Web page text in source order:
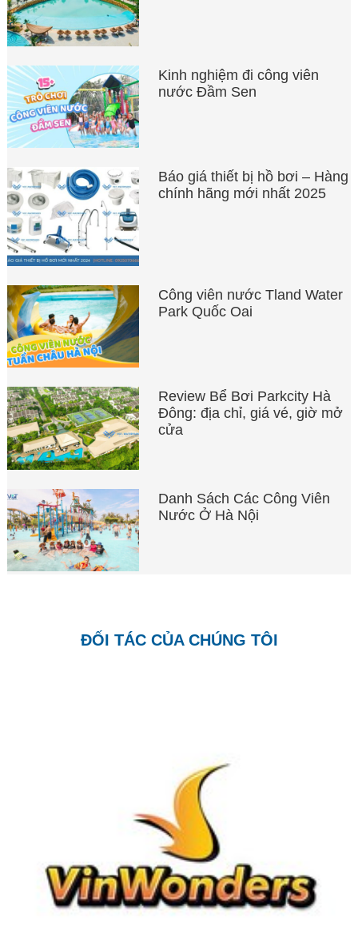
Kinh nghiệm đi công viên
nước Đầm Sen
Báo giá thiết bị hồ bơi – Hàng
chính hãng mới nhất 2025
Công viên nước Tland Water
Park Quốc Oai
Review Bể Bơi Parkcity Hà
Đông: địa chỉ, giá vé, giờ mở
cửa
Danh Sách Các Công Viên
Nước Ở Hà Nội
ĐỐI TÁC CỦA CHÚNG TÔI